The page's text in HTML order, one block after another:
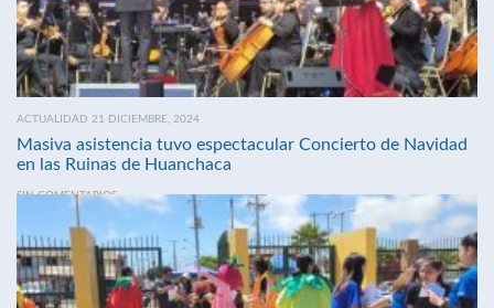
ACTUALIDAD 21 DICIEMBRE, 2024
Masiva asistencia tuvo espectacular Concierto de Navidad
en las Ruinas de Huanchaca
SIN COMENTARIOS